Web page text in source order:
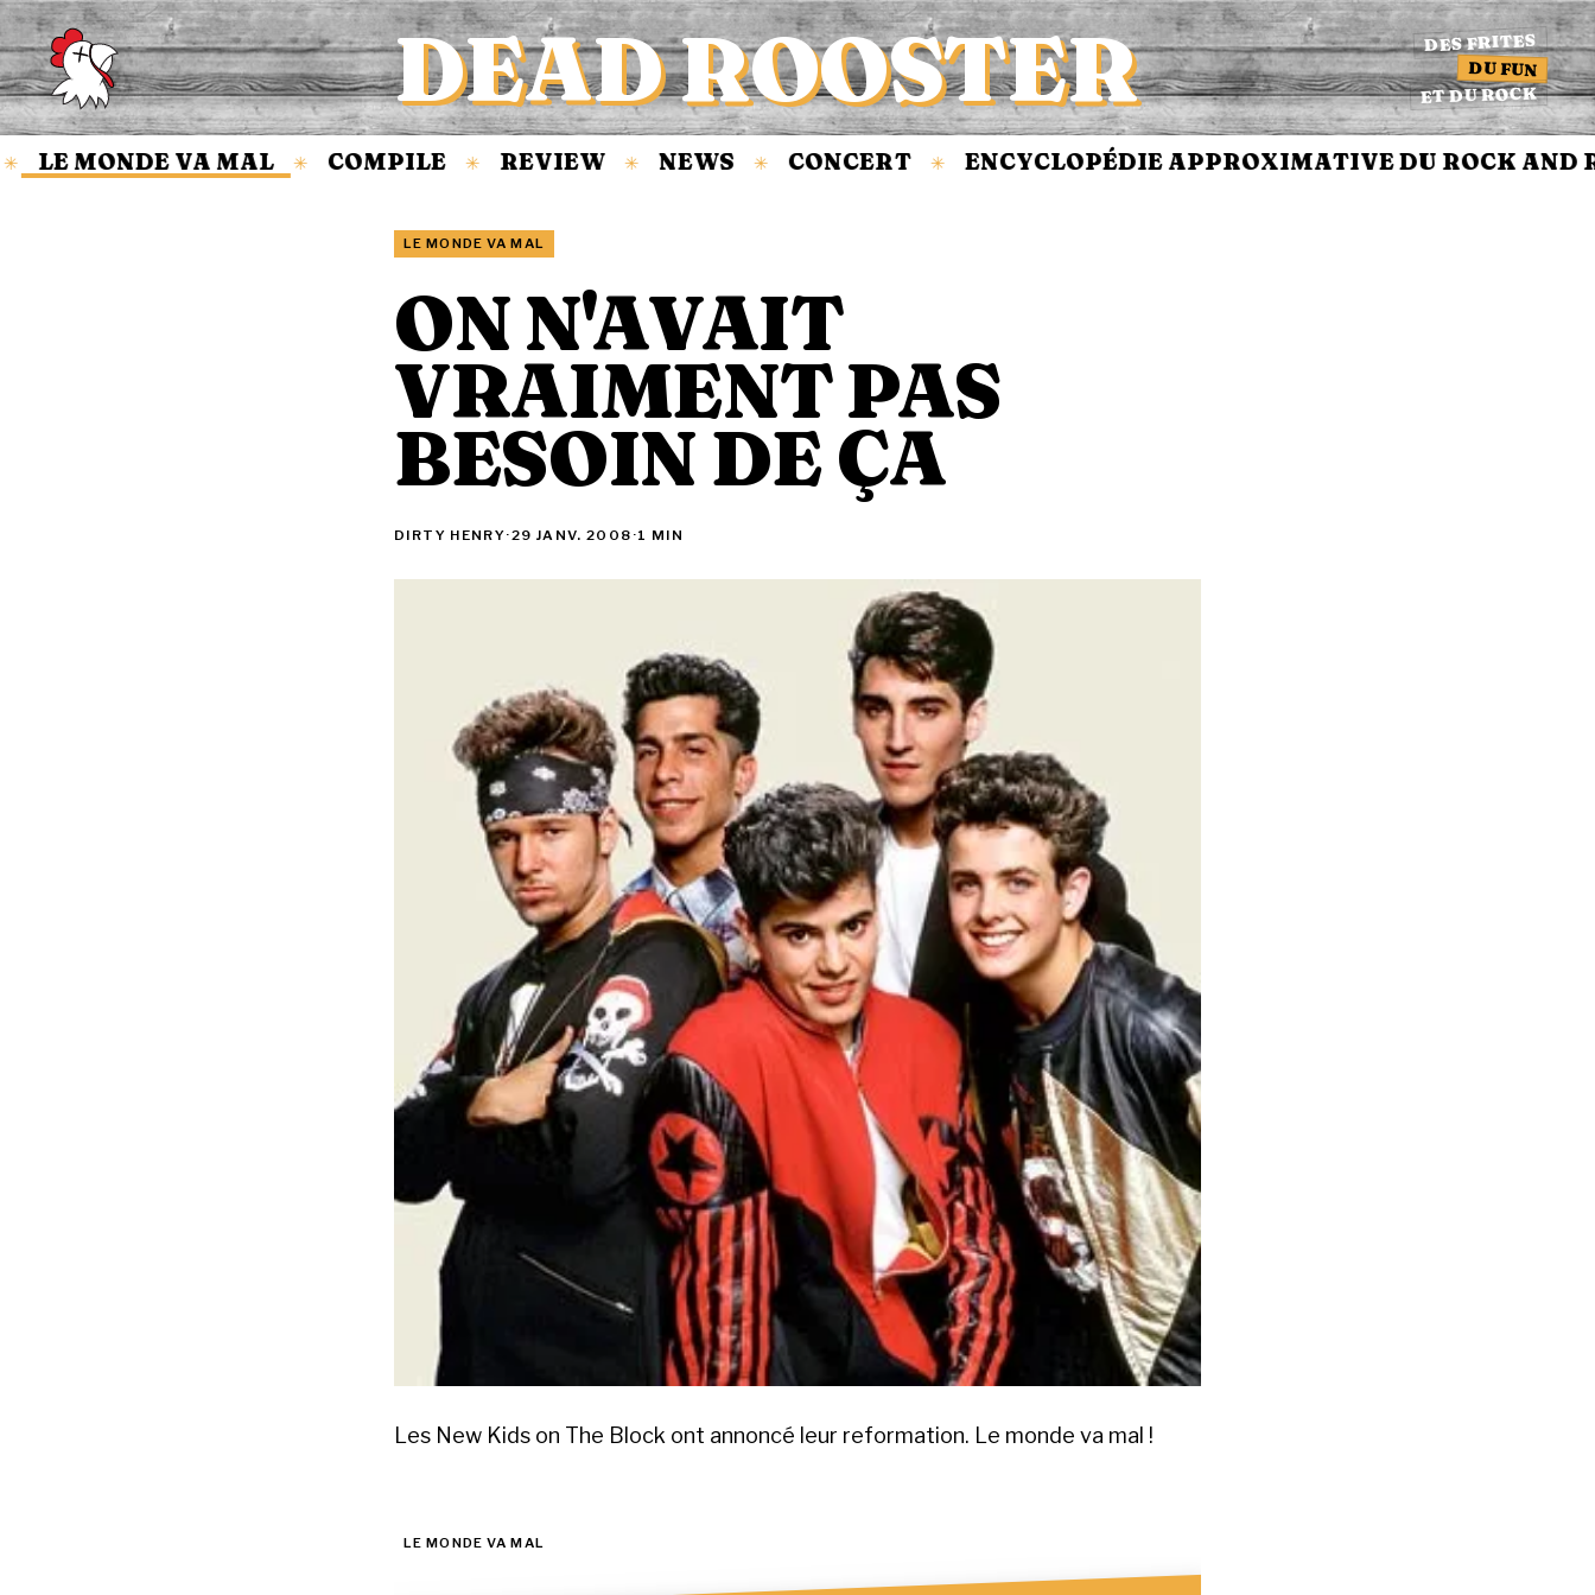
Accueil DEAD ROOSTER DES FRITES
DU FUN
ET DU ROCK
LE MONDE VA MAL ✳ COMPILE ✳ REVIEW ✳ NEWS ✳ CONCERT ✳ ENCYCLOPÉDIE APPROXIMATIVE DU ROCK AND
LE MONDE VA MAL
ON N'AVAIT
VRAIMENT PAS
BESOIN DE ÇA
DIRTY HENRY·29 JANV. 2008 ·1 MIN
Les New Kids on The Block ont annoncé leur reformation. Le monde va mal !
LE MONDE VA MAL